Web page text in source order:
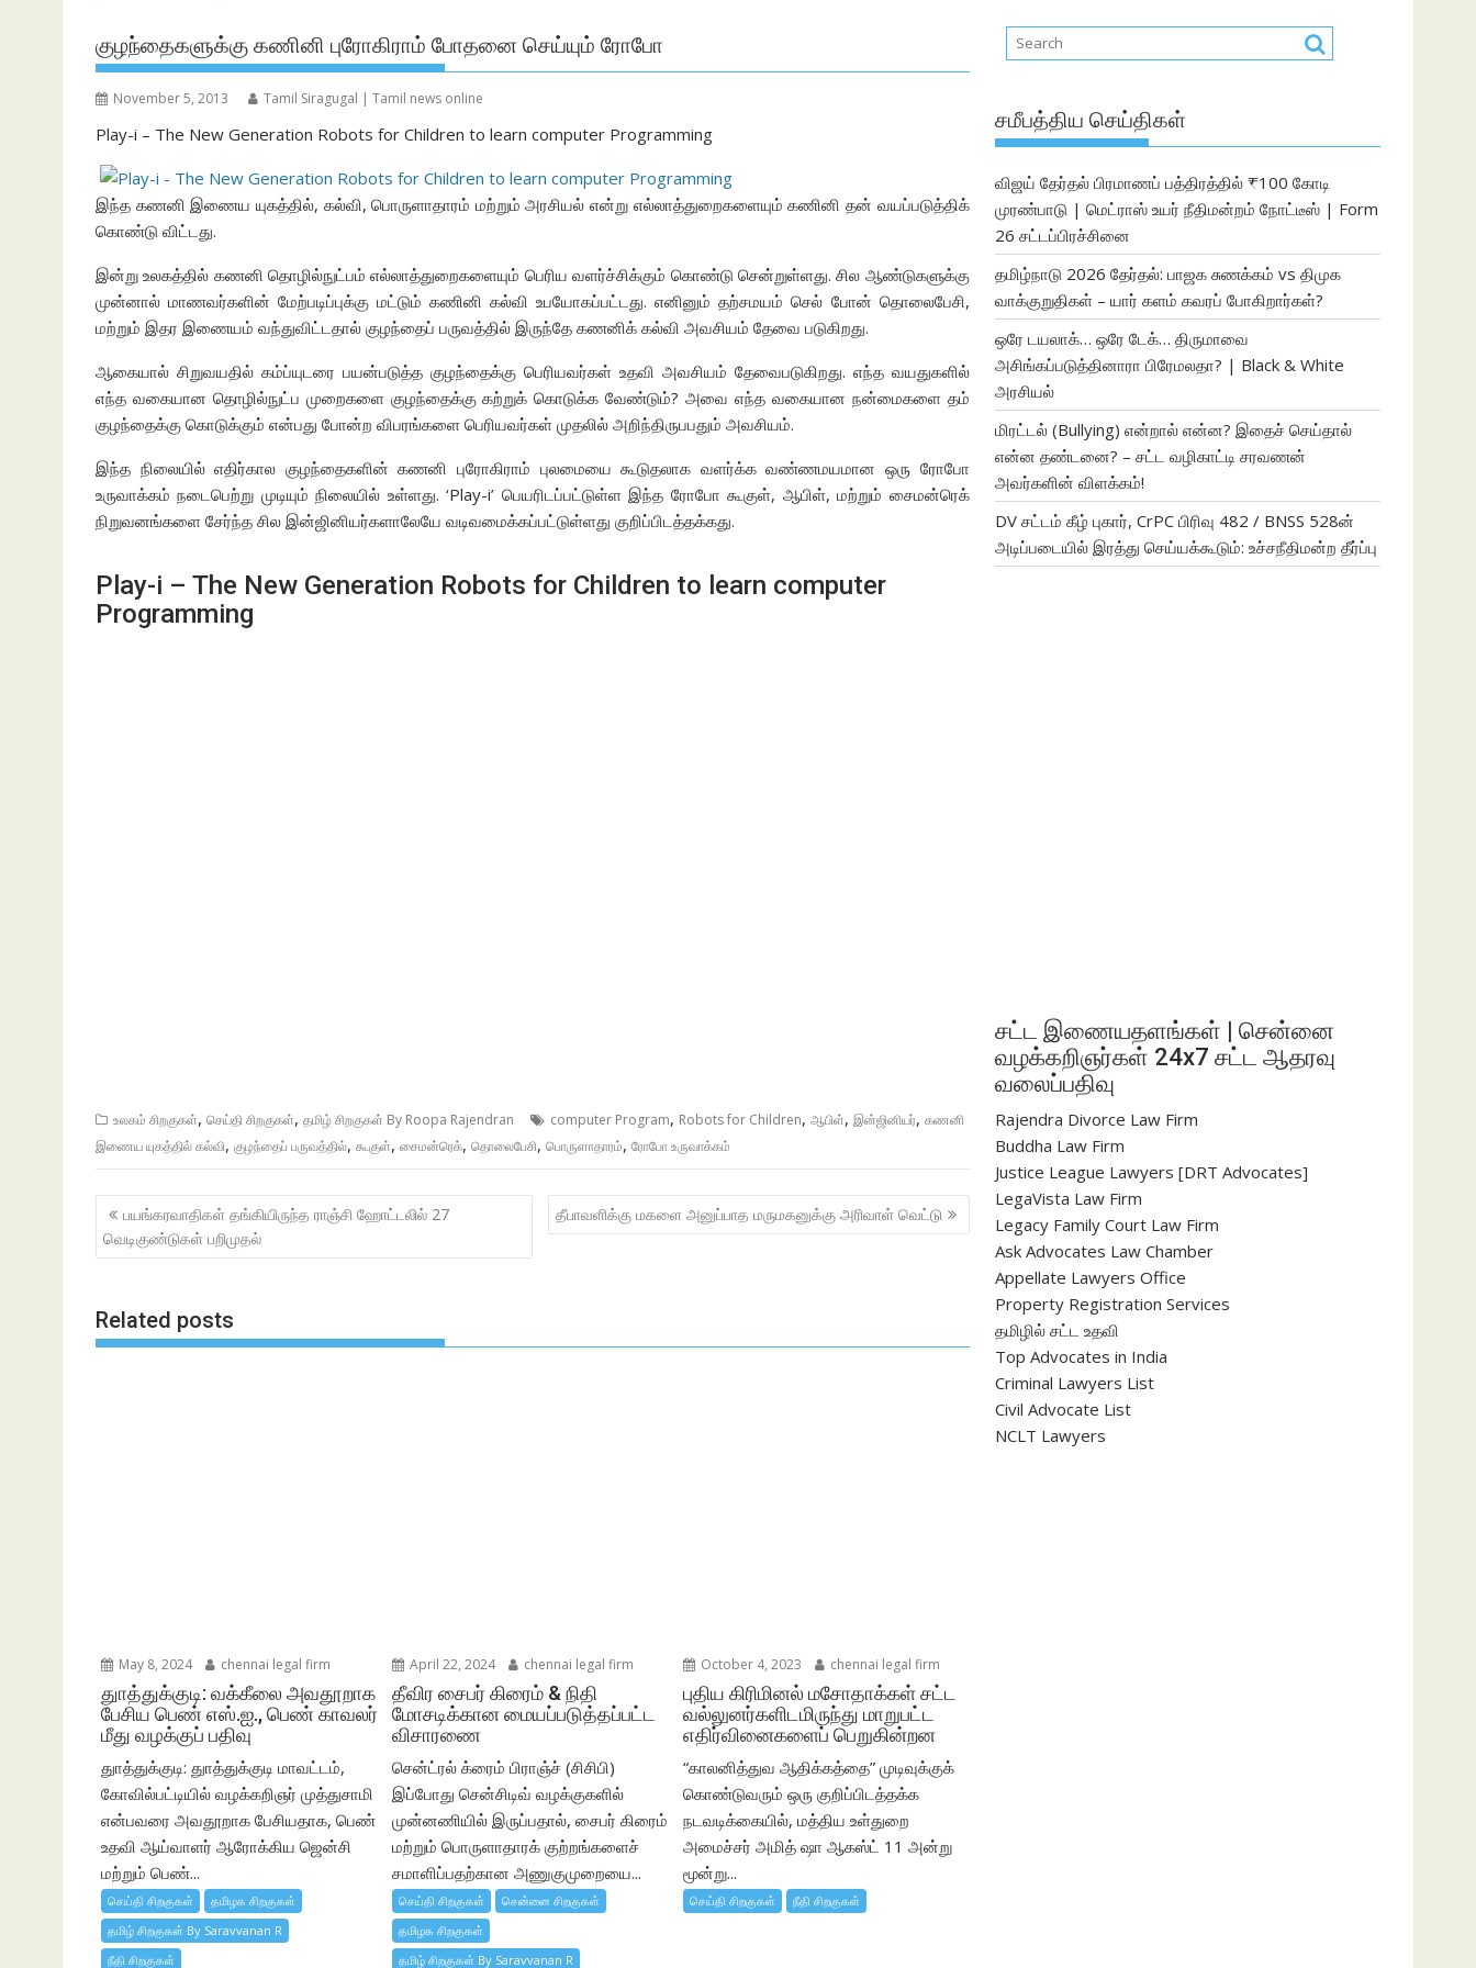
குழந்தைகளுக்கு கணினி புரோகிராம் போதனை செய்யும் ரோபோ
November 5, 2013 Tamil Siragugal | Tamil news online
Play-i – The New Generation Robots for Children to learn computer Programming
இந்த கணனி இணைய யுகத்தில், கல்வி, பொருளாதாரம் மற்றும் அரசியல் என்று எல்லாத்துறைகளையும் கணினி தன் வயப்படுத்திக்
கொண்டு விட்டது.
இன்று உலகத்தில் கணனி தொழில்நுட்பம் எல்லாத்துறைகளையும் பெரிய வளர்ச்சிக்கும் கொண்டு சென்றுள்ளது. சில ஆண்டுகளுக்கு
முன்னால் மாணவர்களின் மேற்படிப்புக்கு மட்டும் கணினி கல்வி உபயோகப்பட்டது. எனினும் தற்சமயம் செல் போன் தொலைபேசி,
மற்றும் இதர இணையம் வந்துவிட்டதால் குழந்தைப் பருவத்தில் இருந்தே கணனிக் கல்வி அவசியம் தேவை படுகிறது.
ஆகையால் சிறுவயதில் கம்ப்யுடரை பயன்படுத்த குழந்தைக்கு பெரியவர்கள் உதவி அவசியம் தேவைபடுகிறது. எந்த வயதுகளில்
எந்த வகையான தொழில்நுட்ப முறைகளை குழந்தைக்கு கற்றுக் கொடுக்க வேண்டும்? அவை எந்த வகையான நன்மைகளை தம்
குழந்தைக்கு கொடுக்கும் என்பது போன்ற விபரங்களை பெரியவர்கள் முதலில் அறிந்திருபபதும் அவசியம்.
இந்த நிலையில் எதிர்கால குழந்தைகளின் கணனி புரோகிராம் புலமையை கூடுதலாக வளர்க்க வண்ணமயமான ஒரு ரோபோ
உருவாக்கம் நடைபெற்று முடியும் நிலையில் உள்ளது. ‘Play-i’ பெயரிடப்பட்டுள்ள இந்த ரோபோ கூகுள், ஆபிள், மற்றும் சைமன்ரெக்
நிறுவனங்களை சேர்ந்த சில இன்ஜினியர்களாலேயே வடிவமைக்கப்பட்டுள்ளது குறிப்பிடத்தக்கது.
Play-i – The New Generation Robots for Children to learn computer
Programming
உலகம் சிறகுகள், செய்தி சிறகுகள், தமிழ் சிறகுகள் By Roopa Rajendran computer Program, Robots for Children, ஆபிள், இன்ஜினியர், கணனி
இணைய யுகத்தில் கல்வி, குழந்தைப் பருவத்தில், கூகுள், சைமன்ரெக், தொலைபேசி, பொருளாதாரம், ரோபோ உருவாக்கம்
Post
navigation
பயங்கரவாதிகள் தங்கியிருந்த ராஞ்சி ஹோட்டலில் 27
வெடிகுண்டுகள் பறிமுதல்
தீபாவளிக்கு மகளை அனுப்பாத மருமகனுக்கு அரிவாள் வெட்டு
Related posts
May 8, 2024 chennai legal firm
துாத்துக்குடி: வக்கீலை அவதூறாக
பேசிய பெண் எஸ்.ஐ., பெண் காவலர்
மீது வழக்குப் பதிவு
துாத்துக்குடி: துாத்துக்குடி மாவட்டம்,
கோவில்பட்டியில் வழக்கறிஞர் முத்துசாமி
என்பவரை அவதூறாக பேசியதாக, பெண்
உதவி ஆய்வாளர் ஆரோக்கிய ஜென்சி
மற்றும் பெண்...
செய்தி சிறகுகள்
தமிழக சிறகுகள்
தமிழ் சிறகுகள் By Saravvanan R
நீதி சிறகுகள்
April 22, 2024 chennai legal firm
தீவிர சைபர் கிரைம் & நிதி
மோசடிக்கான மையப்படுத்தப்பட்ட
விசாரணை
சென்ட்ரல் க்ரைம் பிராஞ்ச் (சிசிபி)
இப்போது சென்சிடிவ் வழக்குகளில்
முன்னணியில் இருப்பதால், சைபர் கிரைம்
மற்றும் பொருளாதாரக் குற்றங்களைச்
சமாளிப்பதற்கான அணுகுமுறையை...
செய்தி சிறகுகள்
சென்னை சிறகுகள்
தமிழக சிறகுகள்
தமிழ் சிறகுகள் By Saravvanan R
October 4, 2023 chennai legal firm
புதிய கிரிமினல் மசோதாக்கள் சட்ட
வல்லுனர்களிடமிருந்து மாறுபட்ட
எதிர்வினைகளைப் பெறுகின்றன
“காலனித்துவ ஆதிக்கத்தை” முடிவுக்குக்
கொண்டுவரும் ஒரு குறிப்பிடத்தக்க
நடவடிக்கையில், மத்திய உள்துறை
அமைச்சர் அமித் ஷா ஆகஸ்ட் 11 அன்று
மூன்று...
செய்தி சிறகுகள் நீதி சிறகுகள்
சமீபத்திய செய்திகள்
விஜய் தேர்தல் பிரமாணப் பத்திரத்தில் ₹100 கோடி
முரண்பாடு | மெட்ராஸ் உயர் நீதிமன்றம் நோட்டீஸ் | Form
26 சட்டப்பிரச்சினை
தமிழ்நாடு 2026 தேர்தல்: பாஜக சுணக்கம் vs திமுக
வாக்குறுதிகள் – யார் களம் கவரப் போகிறார்கள்?
ஒரே டயலாக்… ஒரே டேக்… திருமாவை
அசிங்கப்படுத்தினாரா பிரேமலதா? | Black & White
அரசியல்
மிரட்டல் (Bullying) என்றால் என்ன? இதைச் செய்தால்
என்ன தண்டனை? – சட்ட வழிகாட்டி சரவணன்
அவர்களின் விளக்கம்!
DV சட்டம் கீழ் புகார், CrPC பிரிவு 482 / BNSS 528ன்
அடிப்படையில் இரத்து செய்யக்கூடும்: உச்சநீதிமன்ற தீர்ப்பு
சட்ட இணையதளங்கள் | சென்னை
வழக்கறிஞர்கள் 24x7 சட்ட ஆதரவு
வலைப்பதிவு
Rajendra Divorce Law Firm
Buddha Law Firm
Justice League Lawyers [DRT Advocates]
LegaVista Law Firm
Legacy Family Court Law Firm
Ask Advocates Law Chamber
Appellate Lawyers Office
Property Registration Services
தமிழில் சட்ட உதவி
Top Advocates in India
Criminal Lawyers List
Civil Advocate List
NCLT Lawyers